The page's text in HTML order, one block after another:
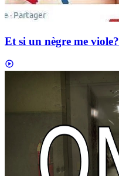
Et si un nègre me viole?